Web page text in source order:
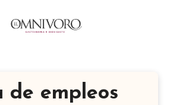
de empleos